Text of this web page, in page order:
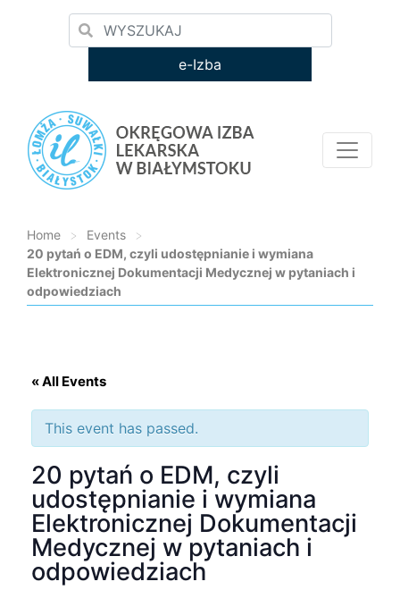
e-Izba
Home > Events
>
20 pytań o EDM, czyli udostępnianie i wymiana
Elektronicznej Dokumentacji Medycznej w pytaniach i
odpowiedziach
« All Events
This event has passed.
20 pytań o EDM, czyli
udostępnianie i wymiana
Elektronicznej Dokumentacji
Medycznej w pytaniach i
odpowiedziach